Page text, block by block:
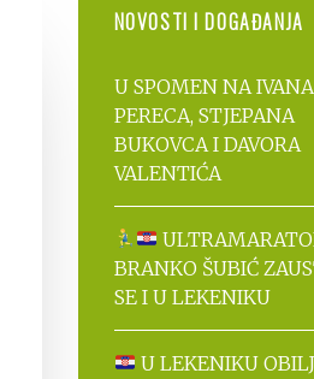
NOVOSTI I DOGAĐANJA
U SPOMEN NA IVANA
PERECA, STJEPANA
BUKOVCA I DAVORA
VALENTIĆA
BRANKO ŠUBIĆ
SE I U LEKENIKU
U LEKENIKU